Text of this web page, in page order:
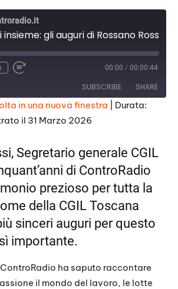
00:00 / 00:00:44
SUBSCRIBE SHARE
in una nuova finestra
Durata:
il 31 Marzo 2026
Segretario generale CGIL
di ControRadio
prezioso per tutta la
della CGIL Toscana
sinceri auguri per questo
importante.
ha saputo raccontare
il mondo del lavoro, le lotte